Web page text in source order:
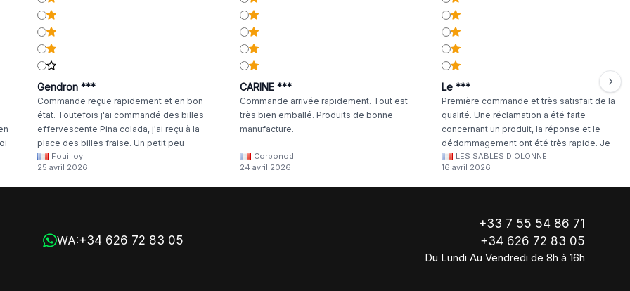
Gendron ***
Commande reçue rapidement et en bon
état. Toutefois j'ai commandé des billes
effervescente Pina colada, j'ai reçu à la
place des billes fraise. Un petit peu
dommage
Fouilloy
25 avril 2026
CARINE ***
Commande arrivée rapidement. Tout est
très bien emballé. Produits de bonne
manufacture.
Corbonod
24 avril 2026
Le ***
Première commande et très satisfait de la
qualité. Une réclamation a été faite
concernant un produit, la réponse et le
dédommagement ont été très rapide. Je
continuerai à commander chez WA Artisan
!
LES SABLES D OLONNE
16 avril 2026
WA:+34 626 72 83 05
+33 7 55 54 86 71
+34 626 72 83 05
Du Lundi Au Vendredi de 8h à 16h